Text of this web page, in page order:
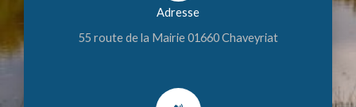
Adresse
55 route de la Mairie 01660 Chaveyriat